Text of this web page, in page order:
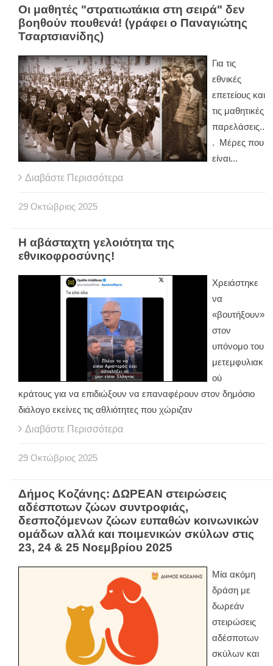
Οι μαθητές "στρατιωτάκια στη σειρά" δεν
βοηθούν πουθενά! (γράφει ο Παναγιώτης
Τσαρτσιανίδης)
Για τις
εθνικές
επετείους και
τις μαθητικές
παρελάσεις..
. Μέρες που
είναι...
Διαβάστε Περισσότερα
29 Οκτώβριος 2025
Η αβάσταχτη γελοιότητα της
εθνικοφροσύνης!
Χρειάστηκε
να
«βουτήξουν»
στον
υπόνομο του
μετεμφυλιακ
ού
κράτους για να επιδιώξουν να επαναφέρουν στον δημόσιο
διάλογο εκείνες τις αθλιότητες που χώριζαν
Διαβάστε Περισσότερα
29 Οκτώβριος 2025
Δήμος Κοζάνης: ΔΩΡΕΑΝ στειρώσεις
αδέσποτων ζώων συντροφιάς,
δεσποζόμενων ζώων ευπαθών κοινωνικών
ομάδων αλλά και ποιμενικών σκύλων στις
23, 24 & 25 Νοεμβρίου 2025
Μία ακόμη
δράση με
δωρεάν
στειρώσεις
αδέσποτων
σκύλων και